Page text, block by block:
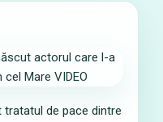
tratatul de pace dintre